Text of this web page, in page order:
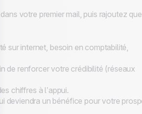
votre premier mail, puis rajoutez
sur internet, besoin en comptabilité,
de renforcer votre crédibilité (réseaux
chiffres à l’appui.
deviendra un bénéfice pour votre